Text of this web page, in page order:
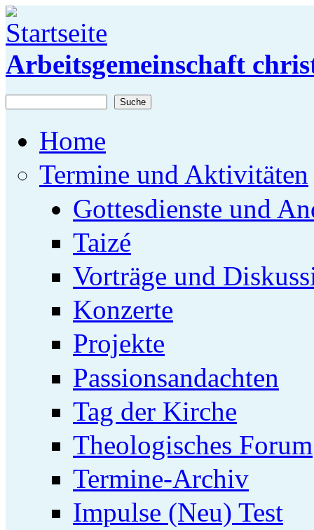
Direkt zum Inhalt
Arbeitsgemeinschaft
Home
Termine und Aktivitäten
Gottesdienste und
Taizé
Vorträge und
Konzerte
Projekte
Passionsandachten
Tag der Kirche
Theologisches Forum
Termine-Archiv
Impulse (Neu) Test